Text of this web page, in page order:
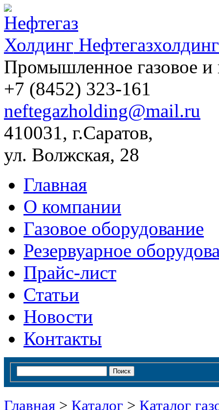
Нефтегазхолдинг
Промышленное газовое и
+7 (8452) 323-161
neftegazholding@mail.ru
410031, г.Саратов,
ул. Волжская, 28
Главная
О компании
Газовое оборудование
Резервуарное
Прайс-лист
Статьи
Новости
Контакты
Главная > Каталог > Каталог